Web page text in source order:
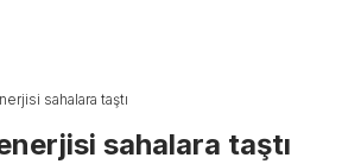
sahalara taştı
sahalara taştı